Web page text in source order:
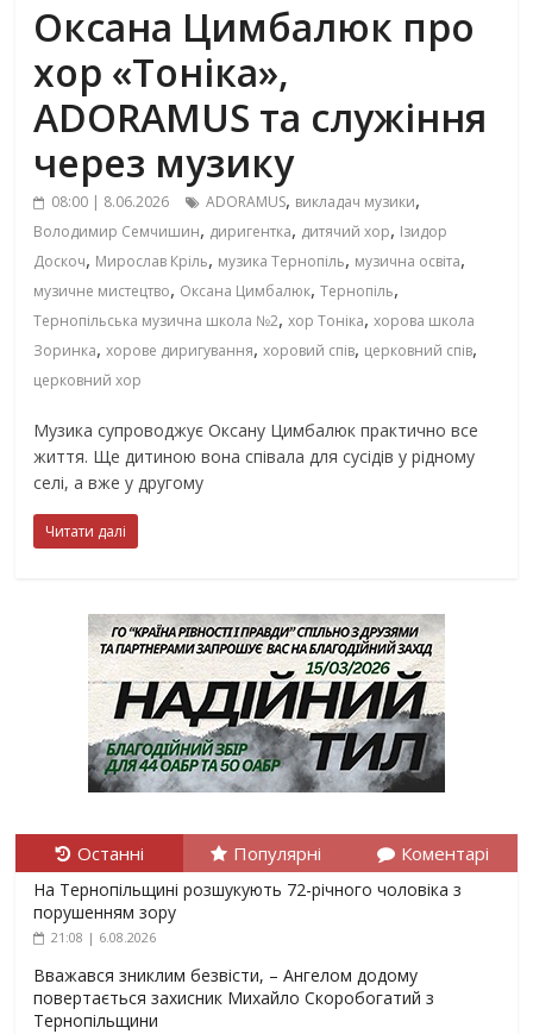
Оксана Цимбалюк про
хор «Тоніка»,
ADORAMUS та служіння
через музику
08:00 | 8.06.2026 ADORAMUS, викладач музики,
Володимир Семчишин, диригентка, дитячий хор, Ізидор
Доскоч, Мирослав Кріль, музика Тернопіль, музична освіта,
музичне мистецтво, Оксана Цимбалюк,Тернопіль,
Тернопільська музична школа №2,хор Тоніка,хорова школа
Зоринка,хорове диригування,хоровий спів, церковний спів,
церковний хор
Музика супроводжує Оксану Цимбалюк практично все
життя. Ще дитиною вона співала для сусідів у рідному
селі, а вже у другому
Читати далі
Останні Популярні Коментарі
На Тернопільщині розшукують 72-річного чоловіка з
порушенням зору
21:08 | 6.08.2026
Вважався зниклим безвісти, – Ангелом додому
повертається захисник Михайло Скоробогатий з
Тернопільщини